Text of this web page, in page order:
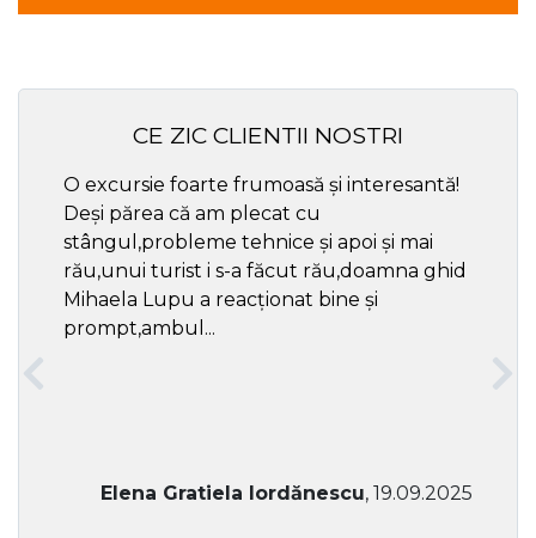
CE ZIC CLIENTII NOSTRI
O excursie foarte frumoasă și interesantă!
Deși părea că am plecat cu
stângul,probleme tehnice și apoi și mai
rău,unui turist i s-a făcut rău,doamna ghid
Mihaela Lupu a reacționat bine și
prompt,ambul...
Elena Gratiela Iordănescu, 19.09.2025